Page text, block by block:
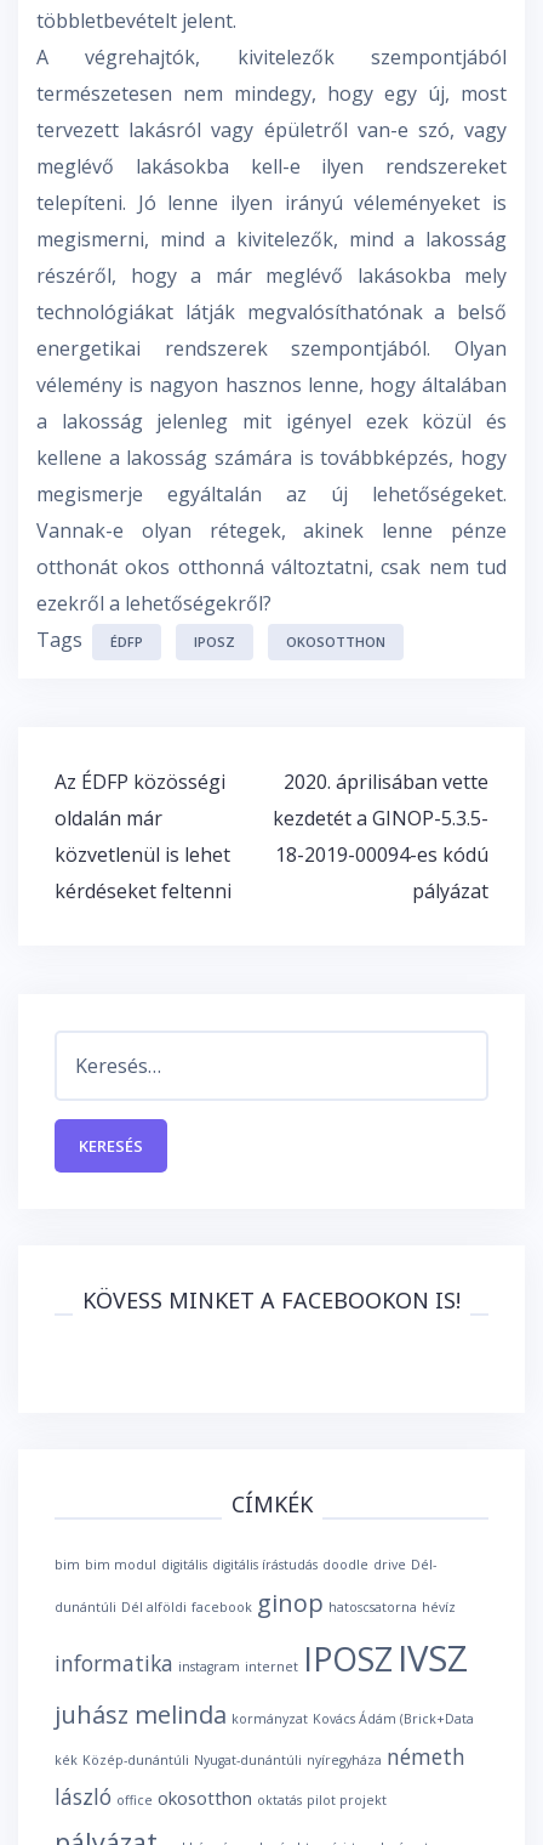
többletbevételt jelent.
A végrehajtók, kivitelezők szempontjából
természetesen nem mindegy, hogy egy új, most
tervezett lakásról vagy épületről van-e szó, vagy
meglévő lakásokba kell-e ilyen rendszereket
telepíteni. Jó lenne ilyen irányú véleményeket is
megismerni, mind a kivitelezők, mind a lakosság
részéről, hogy a már meglévő lakásokba mely
technológiákat látják megvalósíthatónak a belső
energetikai rendszerek szempontjából. Olyan
vélemény is nagyon hasznos lenne, hogy általában
a lakosság jelenleg mit igényel ezek közül és
kellene a lakosság számára is továbbképzés, hogy
megismerje egyáltalán az új lehetőségeket.
Vannak-e olyan rétegek, akinek lenne pénze
otthonát okos otthonná változtatni, csak nem tud
ezekről a lehetőségekről?
Tags
ÉDFP IPOSZ OKOSOTTHON
Bejegyzés
navigáció
Az ÉDFP közösségi
oldalán már
közvetlenül is lehet
kérdéseket feltenni
2020. áprilisában vette
kezdetét a GINOP-5.3.5-
18-2019-00094-es kódú
pályázat
KÖVESS MINKET A FACEBOOKON IS!
CÍMKÉK
bim bim modul digitális digitális írástudás doodle drive Dél-
dunántúli Dél alföldi facebook ginop hatoscsatorna hévíz
informatika instagram internet IPOSZ IVSZ
juhász melinda kormányzat Kovács Ádám (Brick+Data
kék Közép-dunántúli Nyugat-dunántúli nyíregyháza németh
lászló office okosotthon oktatás pilot projekt